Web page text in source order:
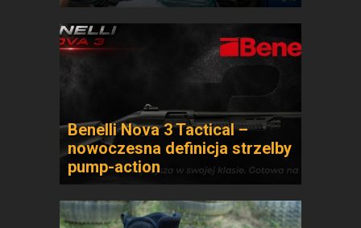
Benelli Nova 3 Tactical –
nowoczesna definicja strzelby
pump-action